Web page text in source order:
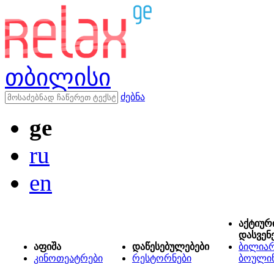
თბილისი
ძებნა
ge
ru
en
აფიშა
კინოთეატრები
დაწესებულებები
რესტორნები